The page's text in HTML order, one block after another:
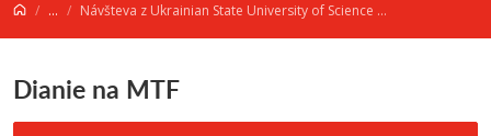
... Návšteva z Ukrainian State University of Science and Technology
Dianie na MTF